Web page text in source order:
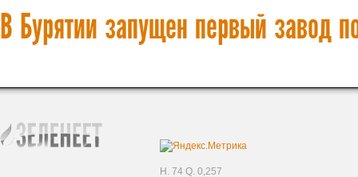
В Бурятии запущен первый завод
H. 74 Q. 0,257